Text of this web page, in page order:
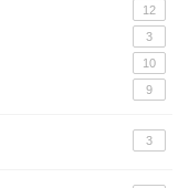
12
3
10
9
3